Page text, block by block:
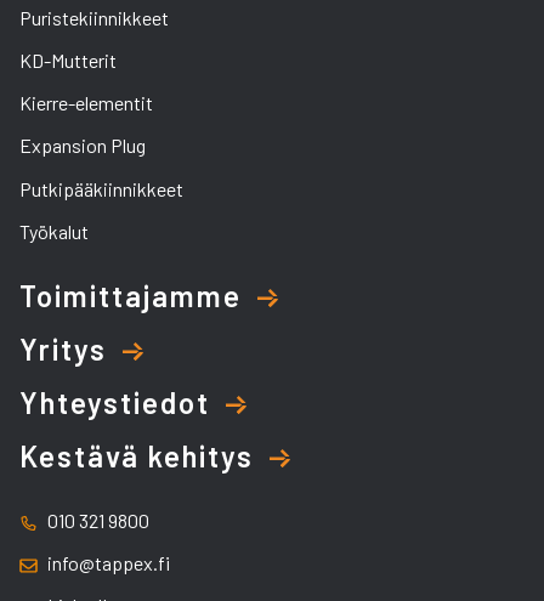
Puristekiinnikkeet
KD-Mutterit
Kierre-elementit
Expansion Plug
Putkipääkiinnikkeet
Työkalut
Toimittajamme
Yritys
Yhteystiedot
Kestävä kehitys
010 321 9800
info@tappex.fi